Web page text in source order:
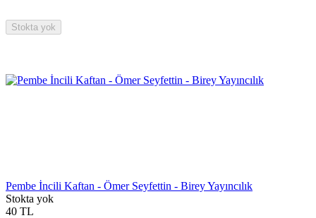
Stokta yok
Pembe İncili Kaftan - Ömer Seyfettin - Birey Yayıncılık
Stokta yok
40 TL